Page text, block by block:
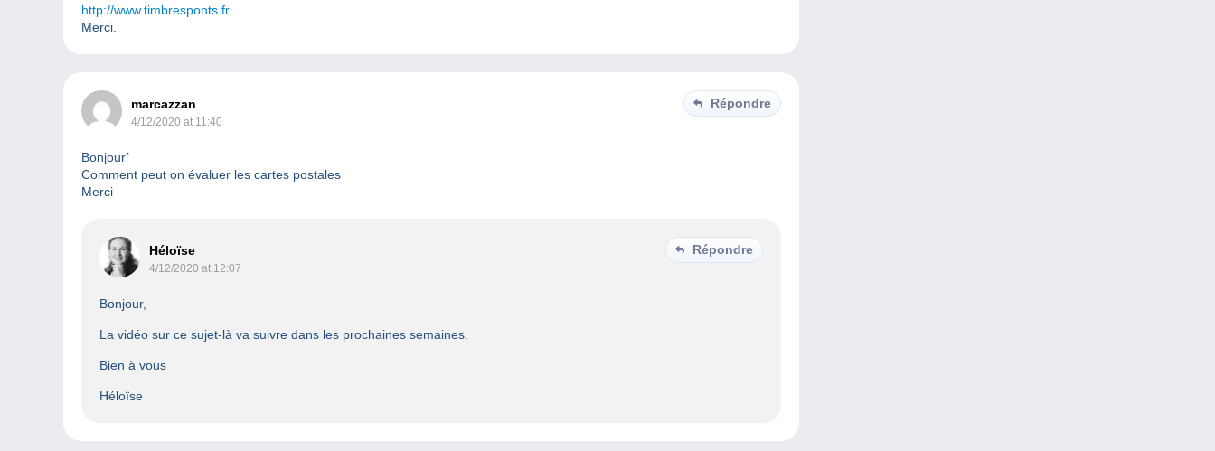
http://www.timbresponts.fr
Merci.
marcazzan
4/12/2020 at 11:40
Répondre
Bonjour’
Comment peut on évaluer les cartes postales
Merci
Héloïse
4/12/2020 at 12:07
Répondre
Bonjour,
La vidéo sur ce sujet-là va suivre dans les prochaines semaines.
Bien à vous
Héloïse